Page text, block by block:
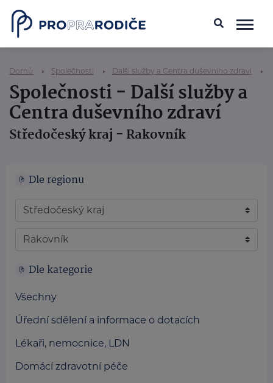
Domů Společnosti Další služby a Centra duševního zdraví
Společnosti - Další služby a
Centra duševního zdraví
Středočeský kraj - Rakovník
Dle regionu
Dle kategorie
Všechny
Úřední sdělení a informace o dotacích
Lékaři, nemocnice, LDN
Domácí zdravotní péče